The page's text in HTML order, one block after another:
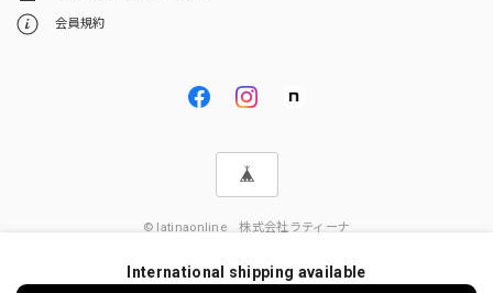
会員規約
© latinaonline 株式会社ラティーナ
International shipping available